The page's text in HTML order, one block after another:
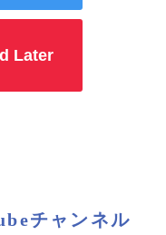
Later
チャンネル